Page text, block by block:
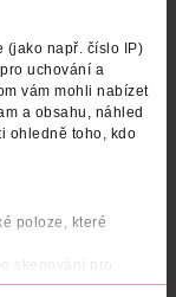
(jako např. číslo IP)
uchování a
vám mohli nabízet
a obsahu, náhled
ohledně toho, kdo
poloze, které
skenování pro
kartáč na
DO KOŠÍKU